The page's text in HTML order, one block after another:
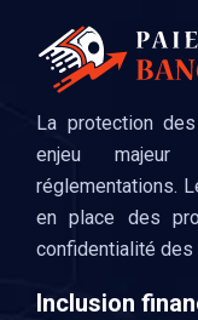
La protection
enjeu
réglementations.
en place des
confidentialité
Inclusion